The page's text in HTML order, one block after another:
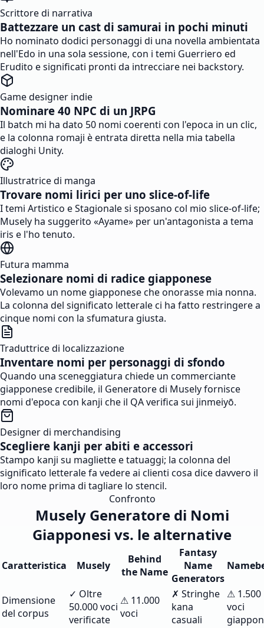
Scrittore di narrativa
Battezzare un cast di samurai in pochi minuti
Ho nominato dodici personaggi di una novella ambientata
nell'Edo in una sola sessione, con i temi Guerriero ed
Erudito e significati pronti da intrecciare nei backstory.
Game designer indie
Nominare 40 NPC di un JRPG
Il batch mi ha dato 50 nomi coerenti con l'epoca in un clic,
e la colonna romaji è entrata diretta nella mia tabella
dialoghi Unity.
Illustratrice di manga
Trovare nomi lirici per uno slice-of-life
I temi Artistico e Stagionale si sposano col mio slice-of-life;
Musely ha suggerito «Ayame» per un'antagonista a tema
iris e l'ho tenuto.
Futura mamma
Selezionare nomi di radice giapponese
Volevamo un nome giapponese che onorasse mia nonna.
La colonna del significato letterale ci ha fatto restringere a
cinque nomi con la sfumatura giusta.
Traduttrice di localizzazione
Inventare nomi per personaggi di sfondo
Quando una sceneggiatura chiede un commerciante
giapponese credibile, il Generatore di Musely fornisce
nomi d'epoca con kanji che il QA verifica sui jinmeiyō.
Designer di merchandising
Scegliere kanji per abiti e accessori
Stampo kanji su magliette e tatuaggi; la colonna del
significato letterale fa vedere ai clienti cosa dice davvero il
loro nome prima di tagliare lo stencil.
Confronto
Musely Generatore di Nomi
Giapponesi vs. le alternative
Caratteristica Musely
Behind
the Name
Fantasy
Name
Generators
Dimensione
del corpus
✓ Oltre
50.000 voci
verificate
⚠ 11.000
voci
✗ Stringhe
kana
casuali
⚠ 1.500
voci